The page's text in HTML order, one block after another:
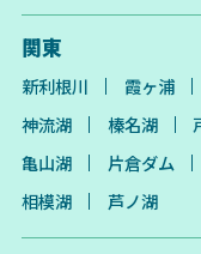
関東
新利根川 霞ヶ浦
神流湖
榛名湖
亀山湖
片倉ダム
相模湖
芦ノ湖